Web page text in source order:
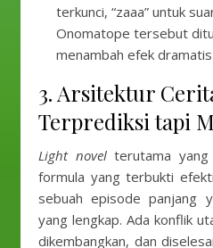
terkunci, “zaaa” untuk
Onomatope tersebut
menambah efek
3. Arsitektur
Terprediksi tapi
Light novelterutama yang
formula yang terbukti
sebuah episode panjang
yang lengkap. Ada konflik
dikembangkan, dan